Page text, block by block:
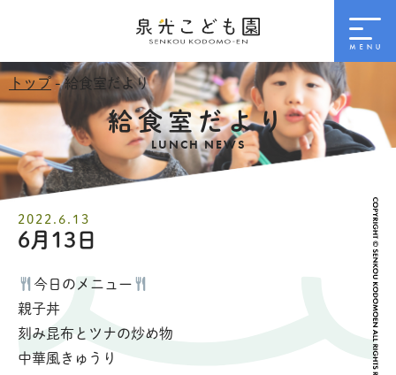
トップ- 給食室だより
給食室だより
LUNCH NEWS
2022.6.13
6月13日
今日のメニュー
親子丼
刻み昆布とツナの炒め物
中華風きゅうり